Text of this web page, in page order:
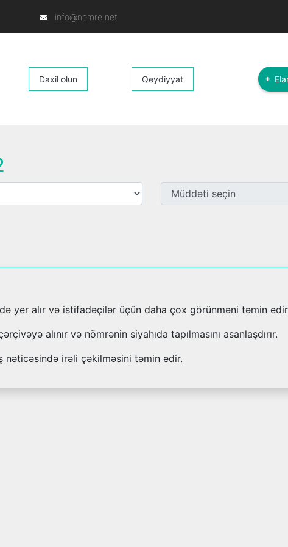
info@nomre.net
Daxil olun Qeydiyyat
yer alır və istifadəçilər üçün daha çox görünməni təmin
alınır və nömrənin siyahıda tapılmasını asanlaşdırır.
nəticəsində irəli çəkilməsini təmin edir.